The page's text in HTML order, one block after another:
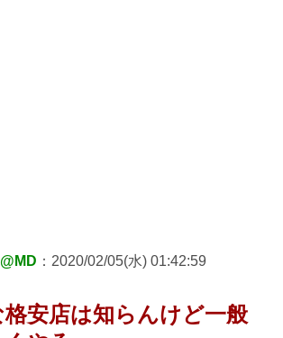
：2020/02/05(水) 01:42:59
安店は知らんけど一般